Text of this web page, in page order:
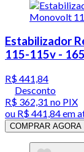
Estabilizador
115-115v -
R$ 441,84
Desconto
R$ 362,31 no PIX
ou R$ 441,84em
COMPRAR AGORA